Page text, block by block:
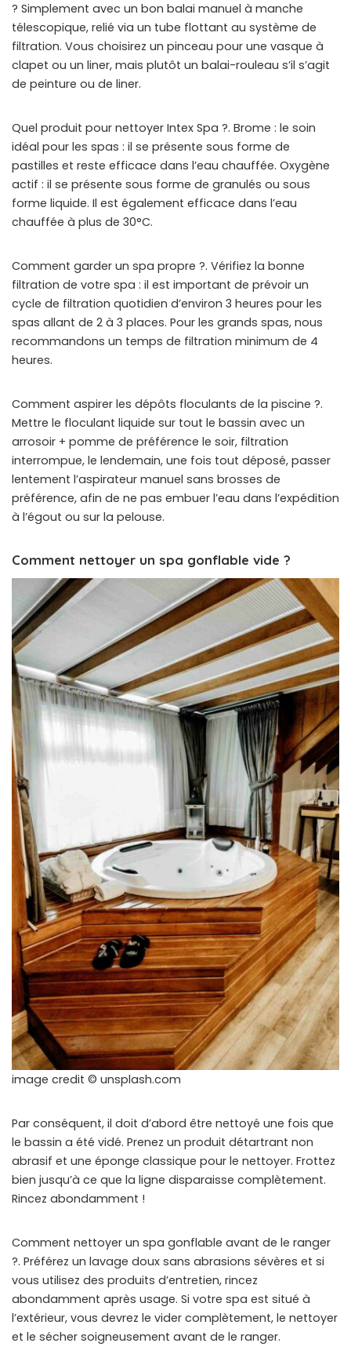
? Simplement avec un bon balai manuel à manche
télescopique, relié via un tube flottant au système de
filtration. Vous choisirez un pinceau pour une vasque à
clapet ou un liner, mais plutôt un balai-rouleau s’il s’agit
de peinture ou de liner.
Quel produit pour nettoyer Intex Spa ?. Brome : le soin
idéal pour les spas : il se présente sous forme de
pastilles et reste efficace dans l’eau chauffée. Oxygène
actif : il se présente sous forme de granulés ou sous
forme liquide. Il est également efficace dans l’eau
chauffée à plus de 30°C.
Comment garder un spa propre ?. Vérifiez la bonne
filtration de votre spa : il est important de prévoir un
cycle de filtration quotidien d’environ 3 heures pour les
spas allant de 2 à 3 places. Pour les grands spas, nous
recommandons un temps de filtration minimum de 4
heures.
Comment aspirer les dépôts floculants de la piscine ?.
Mettre le floculant liquide sur tout le bassin avec un
arrosoir + pomme de préférence le soir, filtration
interrompue, le lendemain, une fois tout déposé, passer
lentement l’aspirateur manuel sans brosses de
préférence, afin de ne pas embuer l’eau dans l’expédition
à l’égout ou sur la pelouse.
Comment nettoyer un spa gonflable vide ?
image credit © unsplash.com
Par conséquent, il doit d’abord être nettoyé une fois que
le bassin a été vidé. Prenez un produit détartrant non
abrasif et une éponge classique pour le nettoyer. Frottez
bien jusqu’à ce que la ligne disparaisse complètement.
Rincez abondamment !
Comment nettoyer un spa gonflable avant de le ranger
?. Préférez un lavage doux sans abrasions sévères et si
vous utilisez des produits d’entretien, rincez
abondamment après usage. Si votre spa est situé à
l’extérieur, vous devrez le vider complètement, le nettoyer
et le sécher soigneusement avant de le ranger.